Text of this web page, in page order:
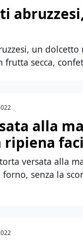
un
frutta secca,
alla
ripiena
versata alla
senza la